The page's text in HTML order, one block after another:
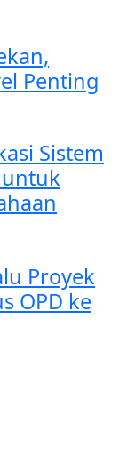
Penting
Sistem
Proyek
OPD ke